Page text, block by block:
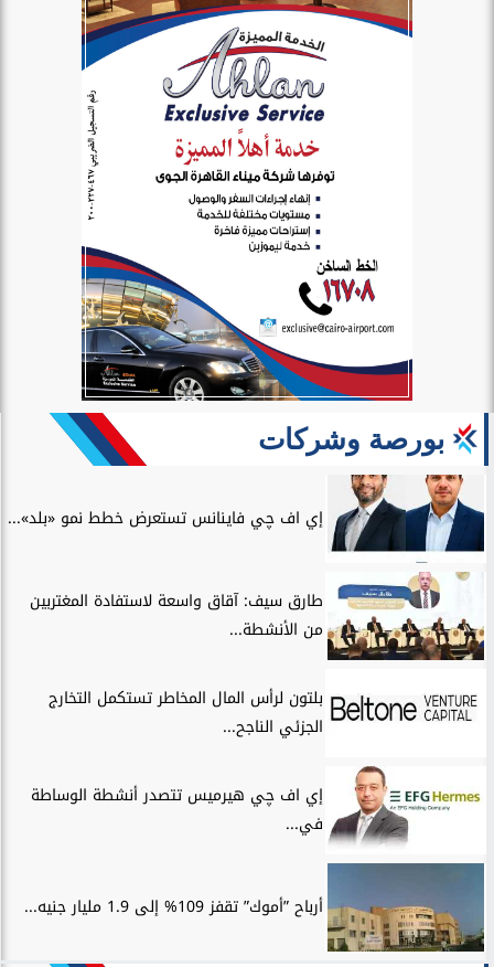
بورصة وشركات
إي اف چي فاينانس تستعرض خطط نمو «بلد»...
طارق سيف: آقاق واسعة لاستفادة المغتربين
من الأنشطة...
بلتون لرأس المال المخاطر تستكمل التخارج
الجزئي الناجح...
إي اف چي هيرميس تتصدر أنشطة الوساطة
في...
أرباح ”أموك” تقفز 109% إلى 1.9 مليار جنيه...